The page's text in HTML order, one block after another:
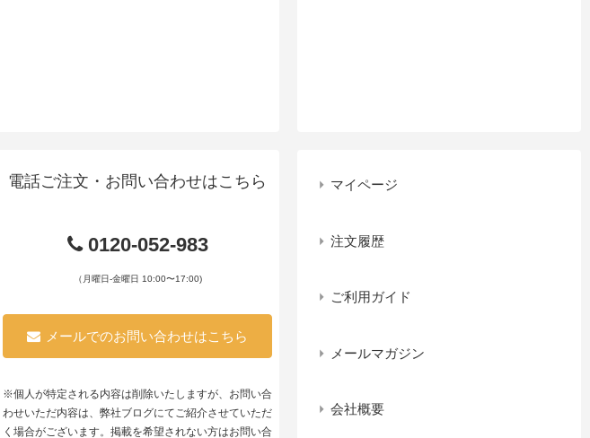
電話ご注文・お問い合わせはこちら
0120-052-983
（月曜日-金曜日 10:00〜17:00)
メールでのお問い合わせはこちら
※個人が特定される内容は削除いたしますが、お問い合
わせいただ内容は、弊社ブログにてご紹介させていただ
く場合がございます。掲載を希望されない方はお問い合
マイページ
注文履歴
ご利用ガイド
メールマガジン
会社概要